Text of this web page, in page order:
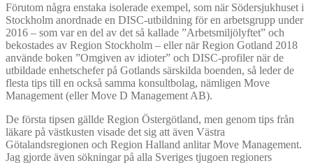
Förutom några enstaka isolerade exempel, som när Södersjukhuset i
Stockholm anordnade en DISC-utbildning för en arbetsgrupp under
2016 – som var en del av det så kallade ”Arbetsmiljölyftet” och
bekostades av Region Stockholm – eller när Region Gotland 2018
använde boken ”Omgiven av idioter” och DISC-profiler när de
utbildade enhetschefer på Gotlands särskilda boenden, så leder de
flesta tips till en också samma konsultbolag, nämligen Move
Management (eller Move D Management AB).
De första tipsen gällde Region Östergötland, men genom tips från
läkare på västkusten visade det sig att även Västra
Götalandsregionen och Region Halland anlitar Move Management.
Jag gjorde även sökningar på alla Sveriges tjugoen regioners